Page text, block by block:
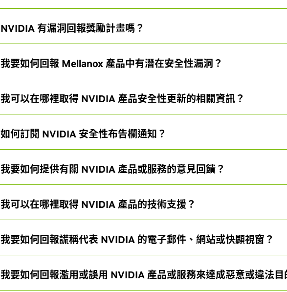
NVIDIA 有漏洞回報獎勵計畫嗎？
我要如何回報 Mellanox 產品中有潛在安全性漏洞？
我可以在哪裡取得 NVIDIA 產品安全性更新的相關資訊？
如何訂閱 NVIDIA 安全性布告欄通知？
我要如何提供有關 NVIDIA 產品或服務的意見回饋？
我可以在哪裡取得 NVIDIA 產品的技術支援？
我要如何回報謊稱代表 NVIDIA 的電子郵件、網站或快顯視窗？
我要如何回報濫用或誤用 NVIDIA 產品或服務來達成惡意或違法目